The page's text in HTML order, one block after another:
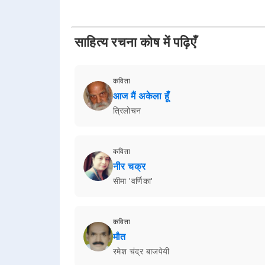
साहित्य रचना कोष में पढ़िएँ
कविता
आज मैं अकेला हूँ
त्रिलोचन
कविता
नीर चक्र
सीमा 'वर्णिका'
कविता
मौत
रमेश चंद्र बाजपेयी